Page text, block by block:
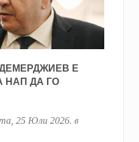
Е
НАП ДА ГО
25 Юли 2026. в